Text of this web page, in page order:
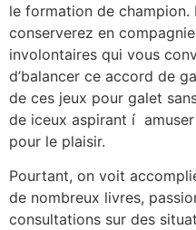
le formation de champion.
conserverez en
involontaires qui vous
d’balancer ce accord de
de ces jeux pour galet
de iceux aspirant í
pour le plaisir.
Pourtant, on voit
de nombreux livres,
consultations sur des